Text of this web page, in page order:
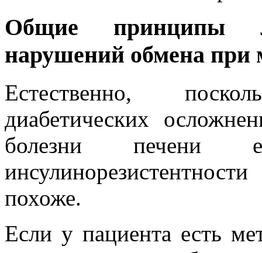
Общие принципы
нарушений обмена при
Естественно,
диабетических
болезни
похоже.
Если у пациента есть